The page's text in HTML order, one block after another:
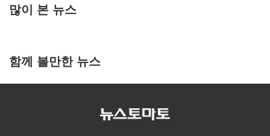
많이 본 뉴스
함께 볼만한 뉴스